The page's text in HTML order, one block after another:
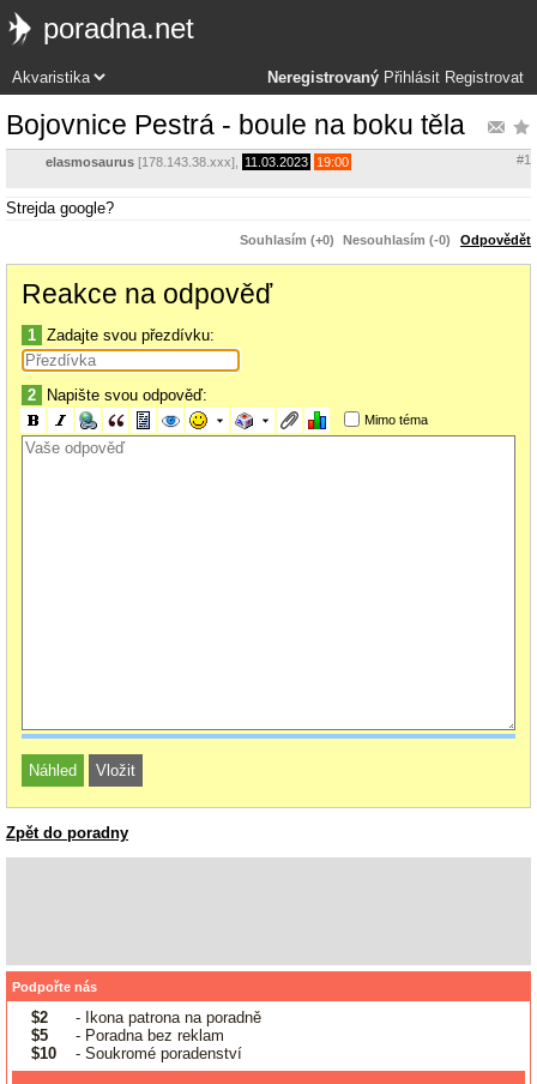
poradna.net
Neregistrovaný Přihlásit Registrovat
Bojovnice Pestrá - boule na boku těla
elasmosaurus [178.143.38.xxx], 11.03.2023 19:00 #1
Strejda google?
Souhlasím (+0) Nesouhlasím (-0) Odpovědět
Reakce na odpověď
1 Zadajte svou přezdívku:
2 Napište svou odpověď:
Mimo téma
Zpět do poradny
Podpořte nás
$2
- Ikona patrona na poradně
$5
- Poradna bez reklam
$10
- Soukromé poradenství